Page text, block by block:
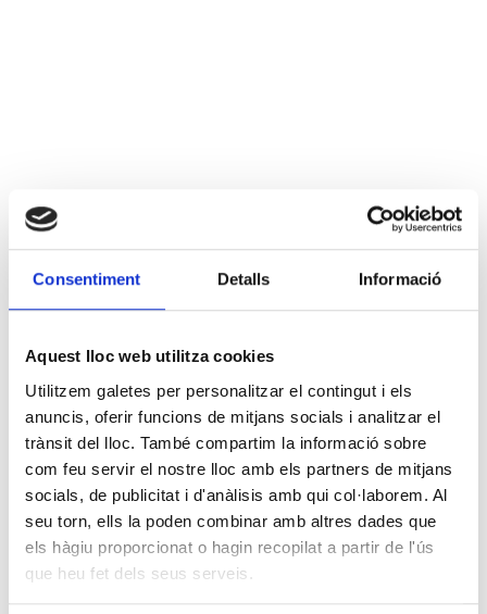
Consentiment Detalls Informació
Aquest lloc web utilitza cookies
Utilitzem galetes per personalitzar el contingut i els
anuncis, oferir funcions de mitjans socials i analitzar el
trànsit del lloc. També compartim la informació sobre
com feu servir el nostre lloc amb els partners de mitjans
socials, de publicitat i d'anàlisis amb qui col·laborem. Al
seu torn, ells la poden combinar amb altres dades que
els hàgiu proporcionat o hagin recopilat a partir de l'ús
que heu fet dels seus serveis.